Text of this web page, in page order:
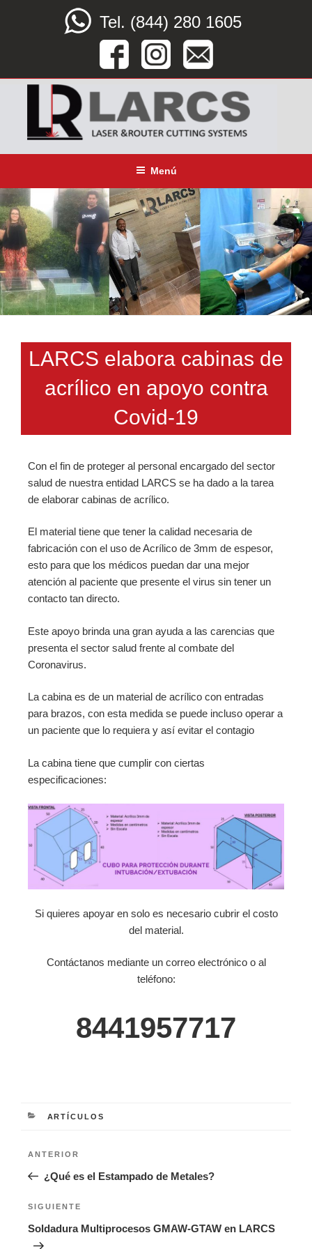
Tel. (844) 280 1605
Menú
LARCS elabora cabinas de
acrílico en apoyo contra
Covid-19
Con el fin de proteger al personal encargado del sector
salud de nuestra entidad LARCS se ha dado a la tarea
de elaborar cabinas de acrílico.
El material tiene que tener la calidad necesaria de
fabricación con el uso de Acrílico de 3mm de espesor,
esto para que los médicos puedan dar una mejor
atención al paciente que presente el virus sin tener un
contacto tan directo.
Este apoyo brinda una gran ayuda a las carencias que
presenta el sector salud frente al combate del
Coronavirus.
La cabina es de un material de acrílico con entradas
para brazos, con esta medida se puede incluso operar a
un paciente que lo requiera y así evitar el contagio
La cabina tiene que cumplir con ciertas
especificaciones:
Si quieres apoyar en solo es necesario cubrir el costo
del material.
Contáctanos mediante un correo electrónico o al
teléfono:
8441957717
CATEGORÍAS
ARTÍCULOS
entradas
Entrada
anterior:
ANTERIOR
¿Qué es el Estampado de Metales?
Siguiente
entrada
SIGUIENTE
Soldadura Multiprocesos GMAW-GTAW en LARCS